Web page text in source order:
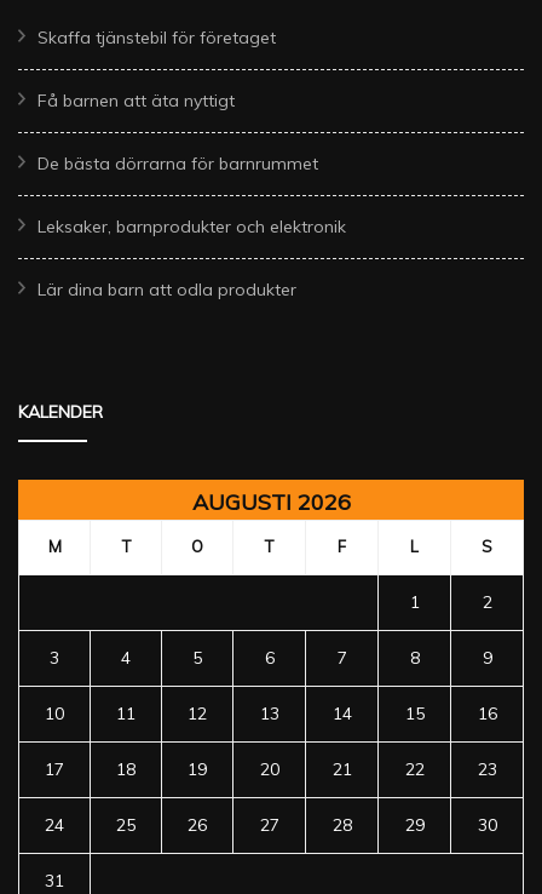
Skaffa tjänstebil för företaget
Få barnen att äta nyttigt
De bästa dörrarna för barnrummet
Leksaker, barnprodukter och elektronik
Lär dina barn att odla produkter
KALENDER
AUGUSTI 2026
M T O T F L S
1 2
3 4 5 6 7 8 9
10 11 12 13 14 15 16
17 18 19 20 21 22 23
24 25 26 27 28 29 30
31